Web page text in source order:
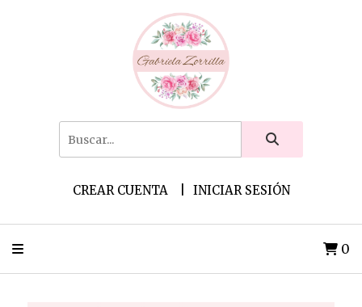
CREAR CUENTA INICIAR SESIÓN
0